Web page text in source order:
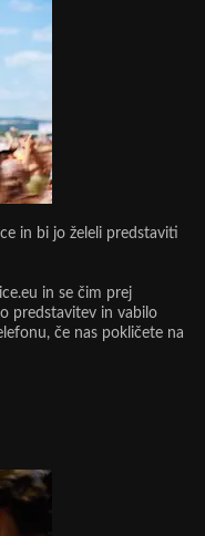
in bi jo želeli predstaviti
in se čim prej
predstavitev in vabilo
če nas pokličete na